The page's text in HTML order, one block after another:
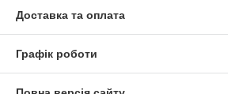
Доставка та оплата
Графік роботи